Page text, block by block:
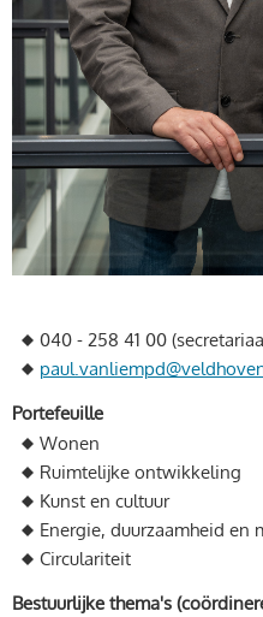
040 - 258 41 00
Portefeuille
Wonen
Ruimtelijke ontwikkeling
Kunst en cultuur
Energie, duurzaamheid en
Circulariteit
Bestuurlijke thema's